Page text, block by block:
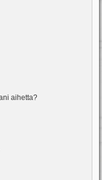
aihetta?